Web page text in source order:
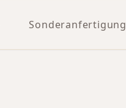
Sonderanfertigung